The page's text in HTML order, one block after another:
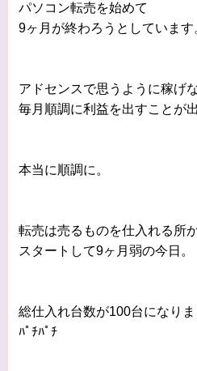
パソコン転売を始めて
9ヶ月が終わろうとしています
アドセンスで思うように稼げ
毎月順調に利益を出すことが
本当に順調に。
転売は売るものを仕入れる所
スタートして9ヶ月弱の今日。
総仕入れ台数が100台になり
ﾊﾟﾁﾊﾟﾁ